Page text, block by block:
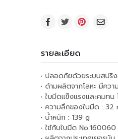
รายละเอียด
• ปลอดภัยด้วยระบบสปริ
• ด้ามผลิตจากโลหะ มีคว
• ใบมีดแข็งแรงและคมทน
• ความลึกของใบมีด : 32
• น้ำหนัก : 139 g
• ใช้กับใบมีด No.160060